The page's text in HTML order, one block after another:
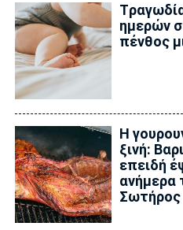
ημερών
πένθος
Η
ξινή:
επειδή
ανήμερα
Σωτήρος